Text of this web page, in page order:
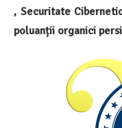
, Securitate
poluanții organici